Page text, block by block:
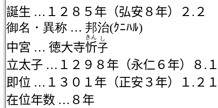
誕生 …１２８５年（弘安８年）２ . ２
御名・異称 … 邦治(ｸﾆﾊﾙ)
中宮 … 徳大寺忻
きん
子
し
立太子 …１２９８年（永仁６年）８ .
即位 …１３０１年（正安３年）１ . ２
在位年数 …８年